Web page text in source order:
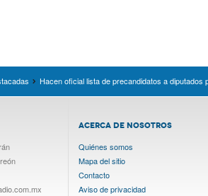
Hacen oficial lista de precandidatos a diputados
ACERCA DE NOSOTROS
Quiénes somos
Mapa del sitio
Contacto
Aviso de privacidad